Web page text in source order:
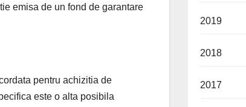
emisa de un fond de garantare
pentru achizitia de
este o alta posibila
2019
2018
2017